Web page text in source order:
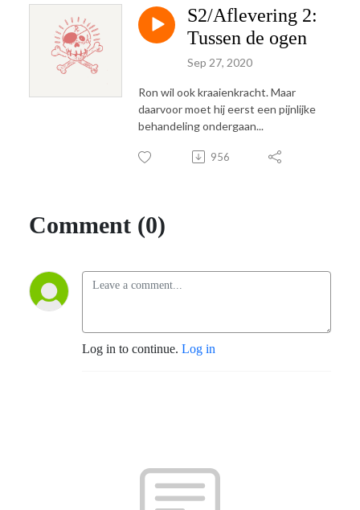
S2/Aflevering 2:
Tussen de ogen
Sep 27, 2020
Ron wil ook kraaienkracht. Maar
daarvoor moet hij eerst een pijnlijke
behandeling ondergaan...
956
Comment (0)
Log in to continue. Log in